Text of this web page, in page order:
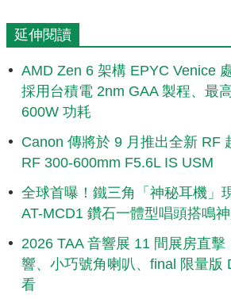
延伸閱讀
AMD Zen 6 架構 EPYC Venice
採用台積電 2nm GAA 製程、最
600W 功耗
Canon 傳將於 9 月推出全新 RF
RF 300-600mm F5.6L IS USM
全球首曝！鐵三角「神秘耳機」
AT-MCD1 鑽石一體型唱頭搭鳴
2026 TAA 音響展 11 間展房直
響、小巧號角喇叭、final 限量版
看